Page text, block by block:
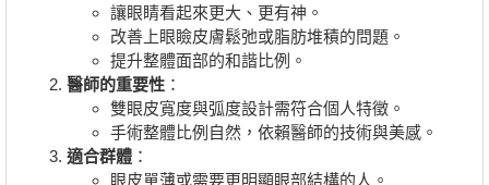
讓眼睛看起來更大、更有神。
改善上眼瞼皮膚鬆弛或脂肪堆積的問題。
提升整體面部的和諧比例。
醫師的重要性 ：
雙眼皮寬度與弧度設計需符合個人特徵。
手術整體比例自然，依賴醫師的技術與美感。
適合群體 ：
眼皮單薄或需要更明顯眼部結構的人。